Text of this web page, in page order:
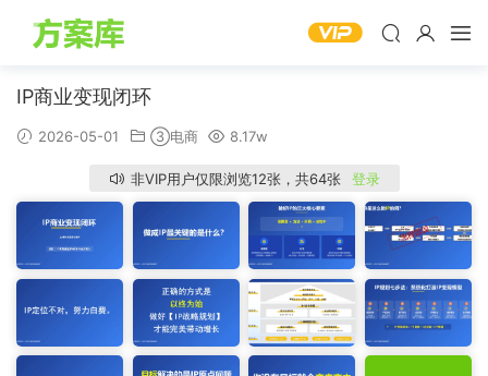
IP商业变现闭环
2026-05-01 ③电商 8.17w
非VIP用户仅限浏览12张，共64张 登录